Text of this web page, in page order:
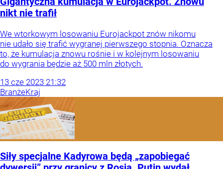
nikt nie trafił
We wtorkowym losowaniu Eurojackpot znów nikomu
nie udało się trafić wygranej pierwszego stopnia. Oznacza
to, że kumulacja znowu rośnie i w kolejnym losowaniu
do wygrania będzie aż 500 mln złotych.
13 cze 2023 21:32
BranżeKraj
Siły specjalne Kadyrowa będą „zapobiegać